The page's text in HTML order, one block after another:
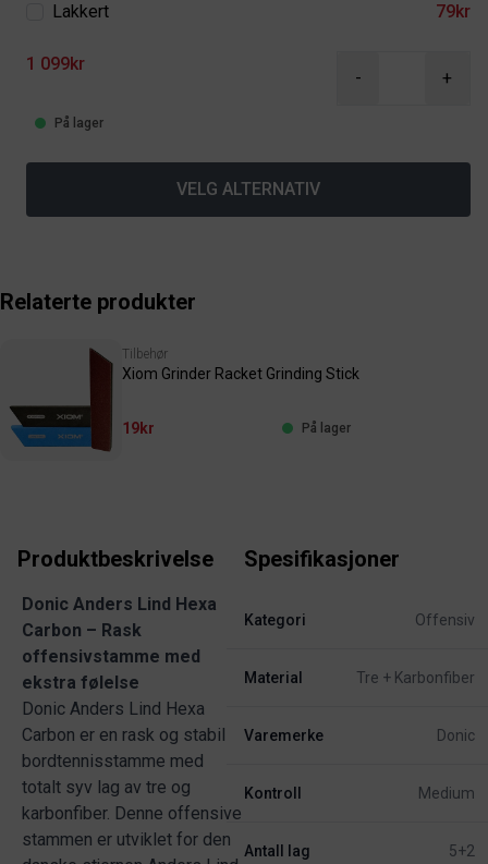
Lakkert 79kr
1 099kr
- +
På lager
VELG ALTERNATIV
Relaterte produkter
Tilbehør
Xiom Grinder Racket Grinding Stick
19kr På lager
Produktbeskrivelse
Donic Anders Lind Hexa
Carbon – Rask
offensivstamme med
ekstra følelse
Donic Anders Lind Hexa
Carbon er en rask og stabil
bordtennisstamme med
totalt syv lag av tre og
karbonfiber. Denne offensive
stammen er utviklet for den
Spesifikasjoner
Kategori Offensiv
Material Tre + Karbonfiber
Varemerke Donic
Kontroll Medium
Antall lag 5+2